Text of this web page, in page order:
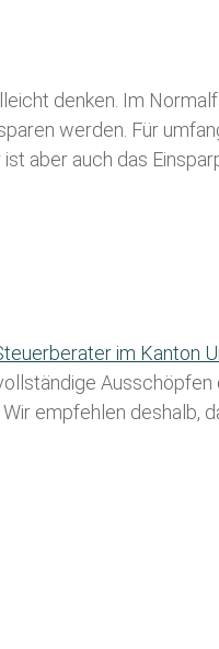
denken. Im
werden. Für
aber auch das
im K anton
Ausschöpfen
empfehlen deshalb,